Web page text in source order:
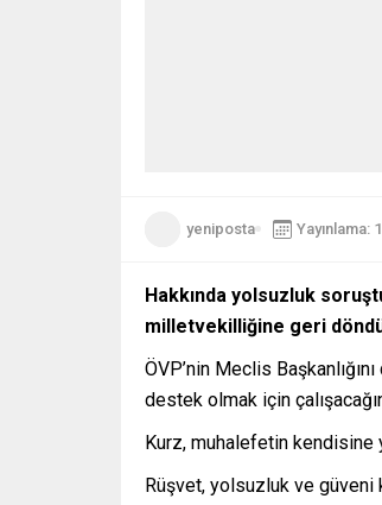
yeniposta Yayınlama:
Hakkında yolsuzluk
milletvekilliğine geri
ÖVP’nin Meclis
destek olmak için
Kurz, muhalefetin kendisine
Rüşvet, yolsuzluk ve güveni